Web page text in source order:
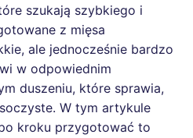
szukają szybkiego i
z mięsa
ale jednocześnie bardzo
w odpowiednim
duszeniu, które sprawia,
W tym artykule
kroku przygotować to